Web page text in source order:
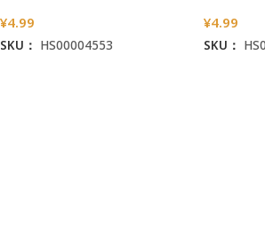
¥4.99
SKU： HS00004553
¥4.99
SKU：